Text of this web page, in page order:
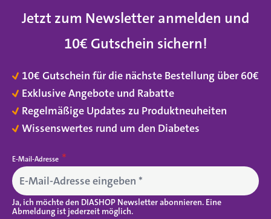
Jetzt zum Newsletter anmelden und
10€ Gutschein sichern!
10€ Gutschein für die nächste Bestellung über 60€
Exklusive Angebote und Rabatte
Regelmäßige Updates zu Produktneuheiten
Wissenswertes rund um den Diabetes
E-Mail-Adresse
Ja, ich möchte den DIASHOP Newsletter abonnieren. Eine
Abmeldung ist jederzeit möglich.